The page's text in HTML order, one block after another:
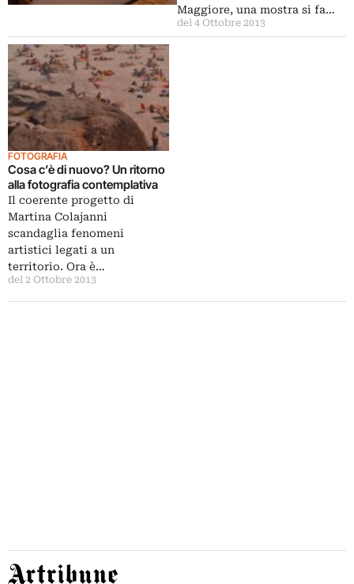
Maggiore, una mostra si fa…
del 4 Ottobre 2013
FOTOGRAFIA
Cosa c’è di nuovo? Un ritorno
alla fotografia contemplativa
Il coerente progetto di
Martina Colajanni
scandaglia fenomeni
artistici legati a un
territorio. Ora è…
del 2 Ottobre 2013
Artribune